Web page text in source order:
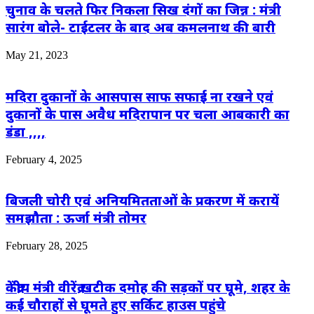
चुनाव के चलते फिर निकला सिख दंगों का जिन्न : मंत्री
सारंग बोले- टाईटलर के बाद अब कमलनाथ की बारी
May 21, 2023
मदिरा दुकानों के आसपास साफ सफाई ना रखने एवं
दुकानों के पास अवैध मदिरापान पर चला आबकारी का
डंडा ,,,,
February 4, 2025
बिजली चोरी एवं अनियमितताओं के प्रकरण में करायें
समझौता : ऊर्जा मंत्री तोमर
February 28, 2025
केंद्रीय मंत्री वीरेंद्र खटीक दमोह की सड़कों पर घूमे, शहर के
कई चौराहों से घूमते हुए सर्किट हाउस पहुंचे